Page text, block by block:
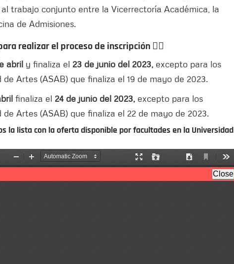
trabajo conjunto entre la Vicerrectoría Académica, la
de Admisiones.
realizar el proceso de inscripción 👇🏻
abril y finaliza el 23 de junio del 2023, excepto para los
Artes (ASAB) que finaliza el 19 de mayo de 2023.
finaliza el 24 de junio del 2023, excepto para los
Artes (ASAB) que finaliza el 22 de mayo de 2023.
la lista con la oferta disponible por facultades en la Universidad